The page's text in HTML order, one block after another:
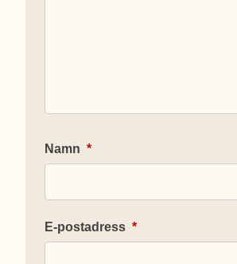
Namn *
E-postadress *